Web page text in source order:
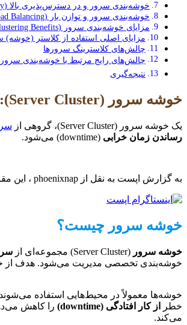
خوشه‌بندی سرور و در دسترس‌پذیری بالا (Server Clustering and High Availability)
خوشه‌بندی سرور و توازن بار (Server Clustering and Load Balancing)
مزایای خوشه‌بندی سرور (Server Clustering Benefits)
مزایای اصلی استفاده از کلاستر (خوشه)
چالش‌های کلاسترینگ سرورها
چالش‌های رایج مرتبط با خوشه‌بندی
نتیجه‌گیری
خوشه سرور (Server Cluster): تعریف، مزایا، موارد استفاده
یک خوشه سرور (Server Cluster)، گروهی از
رساندن زمان خرابی (downtime) می‌شود.
به گزارش اپست به نقل از phoenixnap ، این مقاله توضیح خواهد داد که خوشه سرور چیست، چگونه کار می‌کند، انواع مختلف خوشه‌بندی، و مزایا و چالش‌های کلیدی استفاده از خوشه‌های سرور.
خوشه سرور چیست؟
خوشه سرور (Server Cluster) مجموعه‌ای از
خوشه‌بندی تخصصی مدیریت می‌شود. هدف از
خوشه‌ها معمولاً در محیط‌هایی استفاده
خطر
از کار افتادگی (downtime) را کاهش
می‌کند.